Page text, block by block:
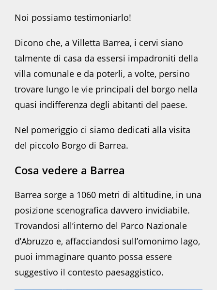
Noi possiamo testimoniarlo!
Dicono che, a Villetta Barrea, i cervi siano
talmente di casa da essersi impadroniti della
villa comunale e da poterli, a volte, persino
trovare lungo le vie principali del borgo nella
quasi indifferenza degli abitanti del paese.
Nel pomeriggio ci siamo dedicati alla visita
del piccolo Borgo di Barrea.
Cosa vedere a Barrea
Barrea sorge a 1060 metri di altitudine, in una
posizione scenografica davvero invidiabile.
Trovandosi all’interno del Parco Nazionale
d’Abruzzo e, affacciandosi sull’omonimo lago,
puoi immaginare quanto possa essere
suggestivo il contesto paesaggistico.